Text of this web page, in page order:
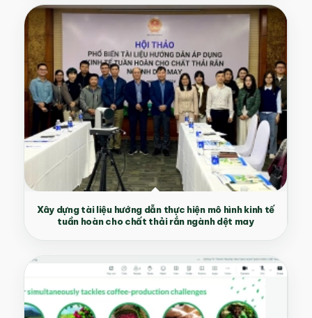
Xây dựng tài liệu hướng dẫn thực hiện mô hình kinh tế
tuần hoàn cho chất thải rắn ngành dệt may